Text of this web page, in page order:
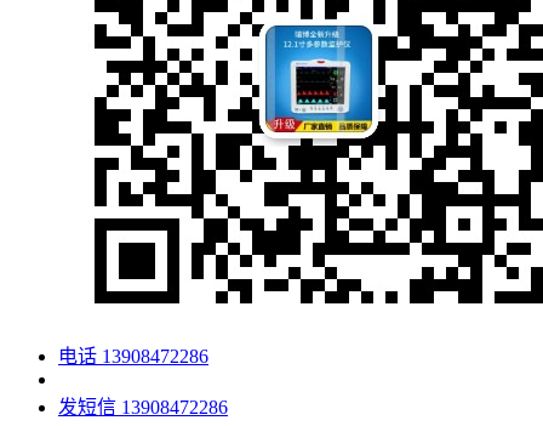
电话 13908472286
发短信 13908472286